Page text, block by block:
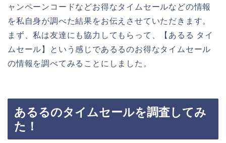
ャンペーンコードなどお得なタイムセールなどの情報
を私自身が調べた結果をお伝えさせていただきます。
まず、私は友達にも協力してもらって、【あるる タイ
ムセール】という感じであるるのお得なタイムセール
の情報を調べてみることにしました。
あるるのタイムセールを調査してみ
た！